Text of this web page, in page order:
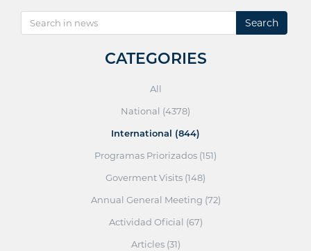
Search
CATEGORIES
All
National (4378)
International (844)
Programas Priorizados (151)
Goverment Visits (148)
Annual General Meeting (72)
Actividad Oficial (67)
Articles (31)